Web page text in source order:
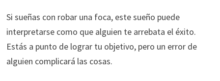
Si sueñas con robar una foca, este sueño puede
interpretarse como que alguien te arrebata el éxito.
Estás a punto de lograr tu objetivo, pero un error de
alguien complicará las cosas.